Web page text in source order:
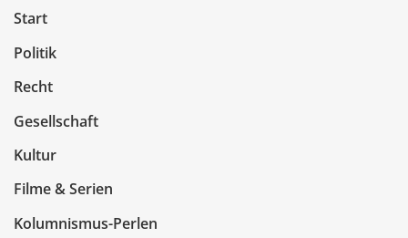
Start
Politik
Recht
Gesellschaft
Kultur
Filme & Serien
Kolumnismus-Perlen